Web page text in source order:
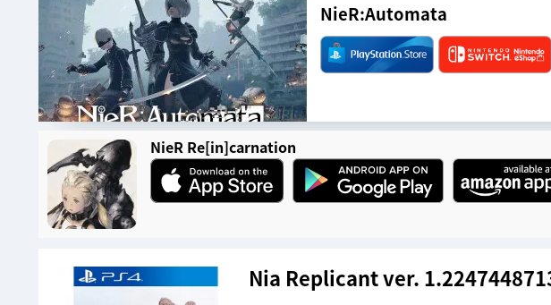
NieR:Automata
NieR Re[in]carnation
Nia Replicant ver.